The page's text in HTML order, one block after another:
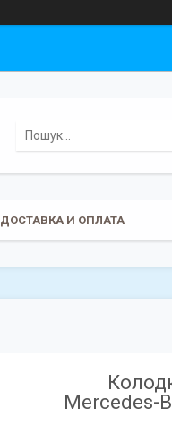
ДОСТАВКА И ОПЛАТА
Mercedes-